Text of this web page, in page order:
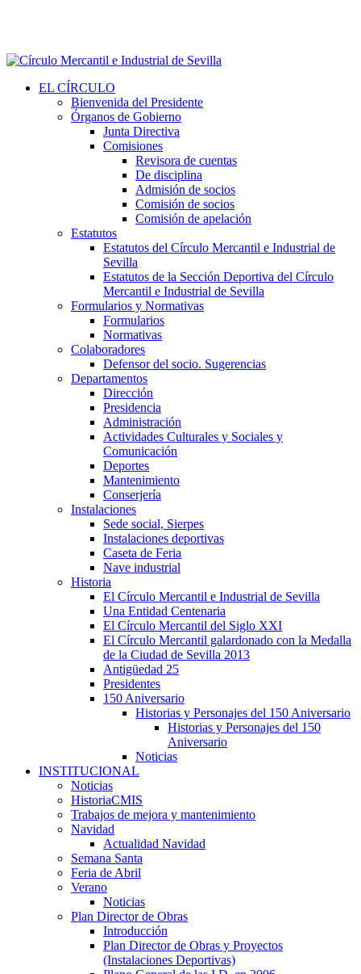
EL CÍRCULO
Bienvenida del Presidente
Órganos de Gobierno
Junta Directiva
Comisiones
Revisora de cuentas
De disciplina
Admisión de socios
Comisión de socios
Comisión de apelación
Estatutos
Estatutos del Círculo Mercantil e Industrial de
Sevilla
Estatutos de la Sección Deportiva del Círculo
Mercantil e Industrial de Sevilla
Formularios y Normativas
Formularios
Normativas
Colaboradores
Defensor del socio. Sugerencias
Departamentos
Dirección
Presidencia
Administración
Actividades Culturales y Sociales y
Comunicación
Deportes
Mantenimiento
Conserjería
Instalaciones
Sede social, Sierpes
Instalaciones deportivas
Caseta de Feria
Nave industrial
Historia
El Círculo Mercantil e Industrial de Sevilla
Una Entidad Centenaria
El Círculo Mercantil del Siglo XXI
El Círculo Mercantil galardonado con la Medalla
de la Ciudad de Sevilla 2013
Antigüedad 25
Presidentes
150 Aniversario
Historias y Personajes del 150 Aniversario
Historias y Personajes del 150
Aniversario
Noticias
INSTITUCIONAL
Noticias
HistoriaCMIS
Trabajos de mejora y mantenimiento
Navidad
Actualidad Navidad
Semana Santa
Feria de Abril
Verano
Noticias
Plan Director de Obras
Introducción
Plan Director de Obras y Proyectos
(Instalaciones Deportivas)